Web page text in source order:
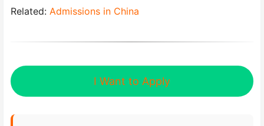
Related: Admissions in China
I Want to Apply